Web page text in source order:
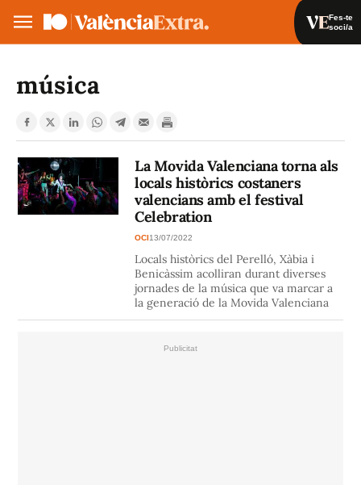
Fes-te
soci/a
VA
música
La Movida Valenciana torna als
locals històrics costaners
valencians amb el festival
Celebration
OCI13/07/2022
Locals històrics del Perelló, Xàbia i
Benicàssim acolliran durant diverses
jornades de la música que va marcar a
la generació de la Movida Valenciana